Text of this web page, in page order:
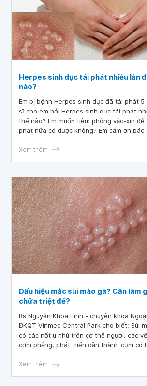
Herpes sinh dục tái phát nhiều lần
nào?
Em bị bệnh Herpes sinh dục đã tái phát 5
sĩ cho em hỏi Herpes sinh dục tái phát
thế nào? Em muốn tiêm phòng vắc-xin
phát nữa có được không? Em cảm ơn bác
Xem thêm
Dấu hiệu mắc sùi mào gà? Cần làm
chữa triệt để?
Bs Nguyễn Khoa Bình - chuyên khoa
ĐKQT Vinmec Central Park cho biết: Sùi
có các nốt u nhú trên cơ thể người, các
cơm phẳng, phát triển dần thành cụm có
trống. Sùi mào gà lây truyền chủ yếu qua
Xem thêm